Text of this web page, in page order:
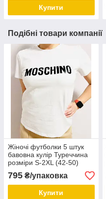
Купити
Подібні товари компанії
Жіночі футболки 5 штук
бавовна кулір Туреччина
розміри S-2XL (42-50)
ростовка
795 ₴/упаковка
Купити